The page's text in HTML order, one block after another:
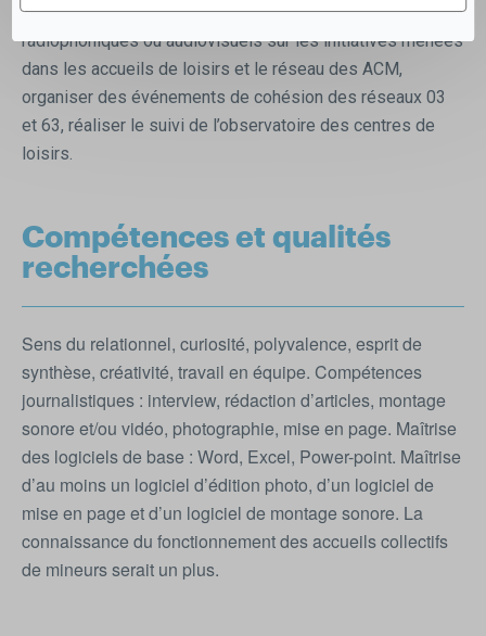
montage ou édition) et diffuser des reportages écrits,
radiophoniques ou audiovisuels sur les initiatives menées
dans les accueils de loisirs et le réseau des ACM,
organiser des événements de cohésion des réseaux 03
et 63, réaliser le suivi de l’observatoire des centres de
loisirs.
Compétences et qualités
recherchées
Sens du relationnel, curiosité, polyvalence, esprit de
synthèse, créativité, travail en équipe. Compétences
journalistiques : interview, rédaction d’articles, montage
sonore et/ou vidéo, photographie, mise en page. Maîtrise
des logiciels de base : Word, Excel, Power-point. Maîtrise
d’au moins un logiciel d’édition photo, d’un logiciel de
mise en page et d’un logiciel de montage sonore. La
connaissance du fonctionnement des accueils collectifs
de mineurs serait un plus.